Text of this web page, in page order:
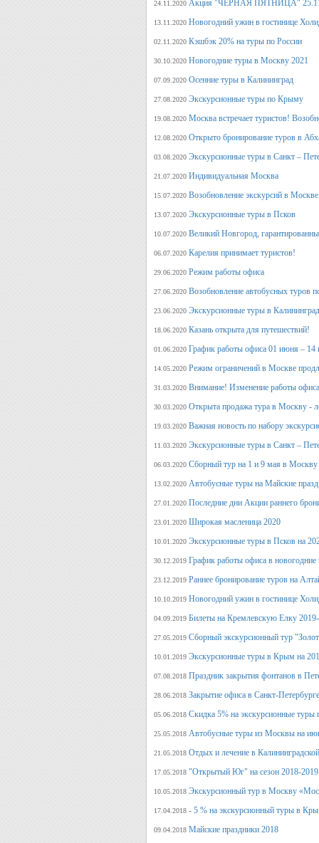
24.11.2020 Акция "ЧЕРНАЯ ПЯТНИЦА"
13.11.2020 Новогодний ужин в гостинице
02.11.2020 Кэшбэк 20% на туры по России
30.10.2020 Новогодние туры в Москву 2021
07.09.2020 Осенние туры в Калининград
27.08.2020 Экскурсионные туры по Крыму
19.08.2020 Москва встречает туристов!
12.08.2020 Открыто бронирование туров в
03.08.2020 Экскурсионные туры в Санкт –
21.07.2020 Индивидуальная Москва
15.07.2020 Возобновление экскурсий в
13.07.2020 Экскурсионные туры в Псков
10.07.2020 Великий Новгород,
06.07.2020 Карелия принимает туристов!
29.06.2020 Режим работы офиса
27.06.2020 Возобновление автобусных туров
23.06.2020 Экскурсионные туры в
18.06.2020 Казань открыта для путешествий!
01.06.2020 График работы офиса 01 июня – 14
14.05.2020 Режим ограничений в Москве
31.03.2020 Внимание! Изменение работы
30.03.2020 Открыта продажа тура в Москву -
19.03.2020 Важная новость по набору
11.03.2020 Экскурсионные туры в Санкт –
06.03.2020 Сборный тур на 1 и 9 мая в Москву
13.02.2020 Автобусные туры на Майские
27.01.2020 Последние дни Акции раннего
23.01.2020 Широкая масленица 2020
10.01.2020 Экскурсионные туры в Псков на
30.12.2019 График работы офиса в новогодние
23.12.2019 Раннее бронирование туров на
10.10.2019 Новогодний ужин в гостинице
04.09.2019 Билеты на Кремлевскую Елку
27.05.2019 Сборный экскурсионный тур
10.01.2019 Экскурсионные туры в Крым на
07.08.2018 Праздник закрытия фонтанов в
28.06.2018 Закрытие офиса в Санкт-
05.06.2018 Скидка 5% на экскурсионные
25.05.2018 Автобусные туры из Москвы на
21.05.2018 Отдых и лечение в
17.05.2018 "Открытый Юг" на сезон 2018-2019
10.05.2018 Экскурсионный тур в Москву
17.04.2018 - 5 % на экскурсионный туры в
09.04.2018 Майские праздники 2018